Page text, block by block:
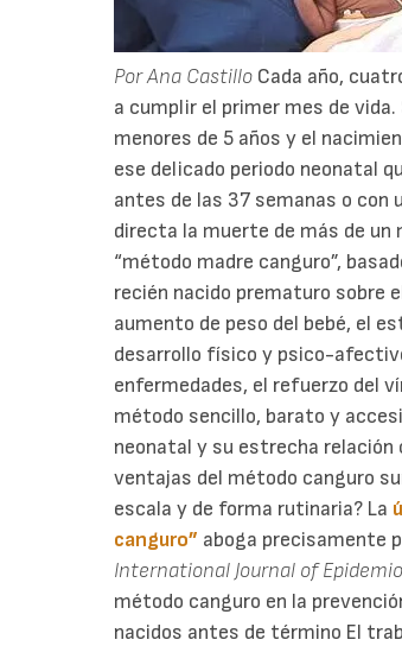
Por Ana Castillo Cada año,
a cumplir el primer mes de
menores de 5 años y el
ese delicado periodo neonatal
antes de las 37 semanas o con
directa la muerte de más de un
“método madre canguro”,
recién nacido prematuro sobre
aumento de peso del bebé, el
desarrollo físico y psico-
enfermedades, el refuerzo del
método sencillo, barato y
neonatal y su estrecha
ventajas del método canguro
escala y de forma rutinaria? La
canguro” aboga precisamente
International Journal of
método canguro en la
nacidos antes de término El